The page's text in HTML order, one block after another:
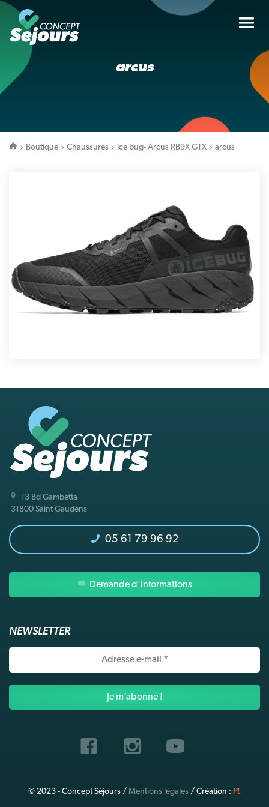
arcus
Boutique Chaussures Ice bug- Arcus RB9X GTX arcus
13 Bd Gambetta
31800 Saint Gaudens
05 61 79 96 92
Demande d'informations
NEWSLETTER
© 2023 - Concept Séjours / Mentions légales / Création : PL